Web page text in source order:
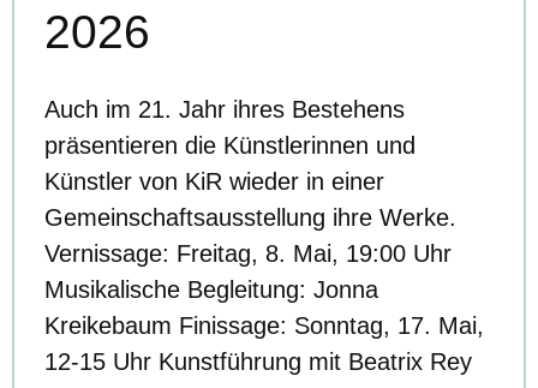
2026
Auch im 21. Jahr ihres Bestehens
präsentieren die Künstlerinnen und
Künstler von KiR wieder in einer
Gemeinschaftsausstellung ihre Werke.
Vernissage: Freitag, 8. Mai, 19:00 Uhr
Musikalische Begleitung: Jonna
Kreikebaum Finissage: Sonntag, 17. Mai,
12-15 Uhr Kunstführung mit Beatrix Rey